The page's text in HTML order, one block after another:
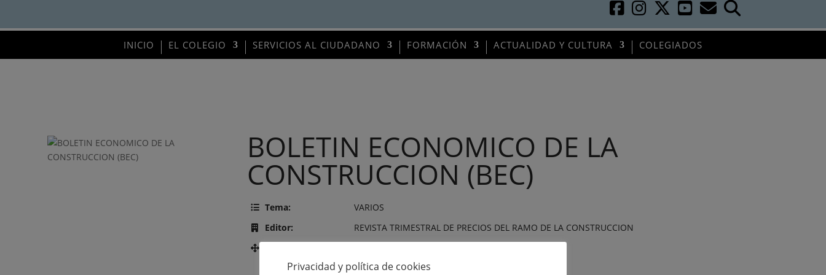
INICIO EL COLEGIO SERVICIOS AL CIUDADANO FORMACIÓN ACTUALIDAD Y CULTURA COLEGIADOS
BOLETIN ECONOMICO DE LA
CONSTRUCCION (BEC)
Tema:
VARIOS
Editor:
REVISTA TRIMESTRAL DE PRECIOS DEL RAMO DE LA CONSTRUCCION
Privacidad y política de cookies